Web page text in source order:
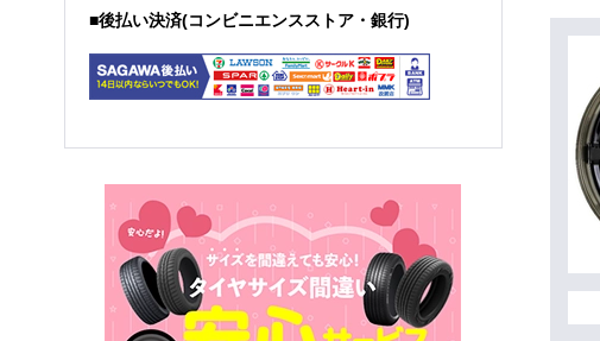
■後払い決済(コンビニエンスストア・銀行)